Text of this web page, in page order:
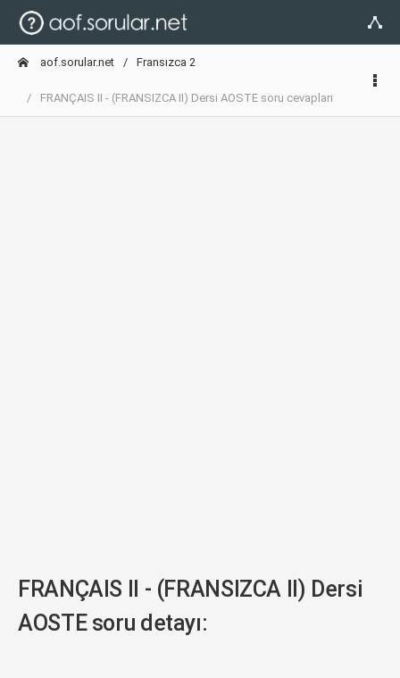
aof.sorular.net Fransızca 2
FRANÇAIS II - (FRANSIZCA II) Dersi AOSTE soru cevapları
FRANÇAIS II - (FRANSIZCA II) Dersi
AOSTE soru detayı: